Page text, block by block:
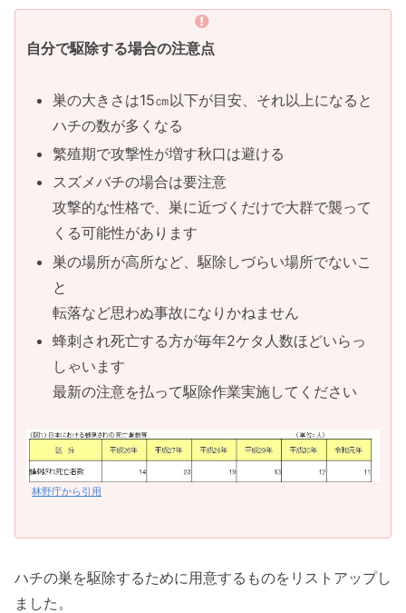
自分で駆除する場合の注意点
巣の大きさは15㎝以下が目安、それ以上になると
ハチの数が多くなる
繁殖期で攻撃性が増す秋口は避ける
スズメバチの場合は要注意
攻撃的な性格で、巣に近づくだけで大群で襲って
くる可能性があります
巣の場所が高所など、駆除しづらい場所でないこ
と
転落など思わぬ事故になりかねません
蜂刺され死亡する方が毎年2ケタ人数ほどいらっ
しゃいます
最新の注意を払って駆除作業実施してください
林野庁から引用
ハチの巣を駆除するために用意するものをリストアップし
ました。